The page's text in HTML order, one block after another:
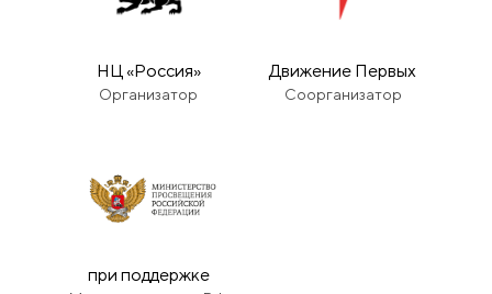
НЦ «Россия»
Организатор
Движение Первых
Соорганизатор
при поддержке